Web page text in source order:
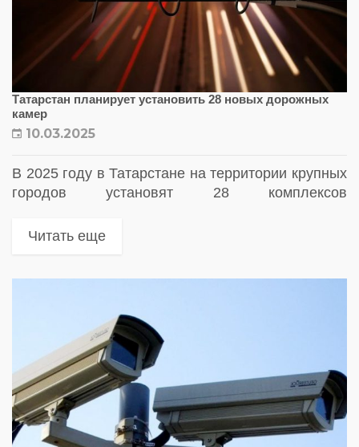
Татарстан планирует установить 28 новых дорожных
камер
10.03.2025
В 2025 году в Татарстане на территории крупных
городов установят 28 комплексов
республике появились 62 камеры
Читать еще